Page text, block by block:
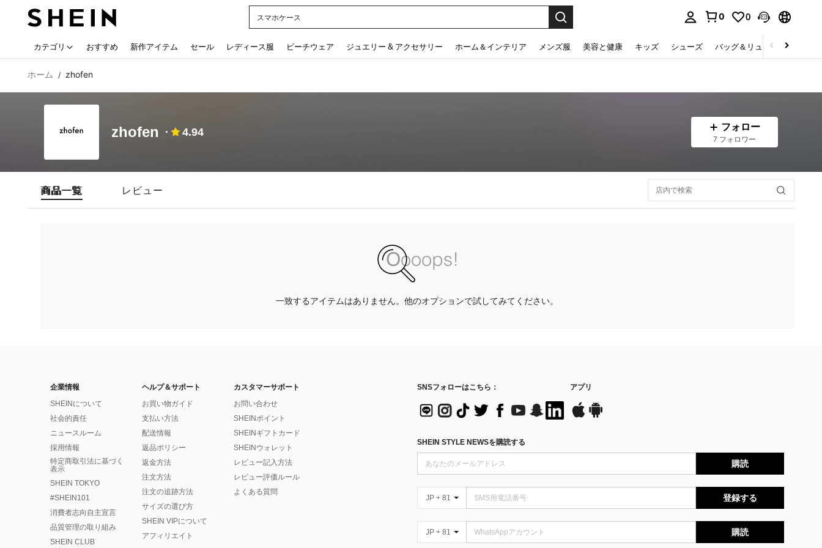
スマホケース
0 0
カテゴリ おすすめ 新作アイテム セール レディース服 ビーチウェア ジュエリー & アクセサリー ホーム＆インテリア メンズ服 美容と健康 キッズ シューズ バッグ＆リュック
ホーム / zhofen
zhofen 4.94 フォロー
7 フォロワー
商品一覧 レビュー
一致するアイテムはありません。他のオプションで試してみてください。
企業情報
SHEINについて
社会的責任
ニュースルーム
採用情報
特定商取引法に基づく
表示
SHEIN TOKYO
#SHEIN101
消費者志向自主宣言
品質管理の取り組み
SHEIN CLUB
ヘルプ＆サポート
お買い物ガイド
支払い方法
配送情報
返品ポリシー
返金方法
注文方法
注文の追跡方法
サイズの選び方
SHEIN VIPについて
アフィリエイト
カスタマーサポート
お問い合わせ
SHEINポイント
SHEINギフトカード
SHEINウォレット
レビュー記入方法
レビュー評価ルール
よくある質問
SNSフォローはこちら： アプリ
SHEIN STYLE NEWSを購読する
購読
JP + 81 登録する
JP + 81 購読